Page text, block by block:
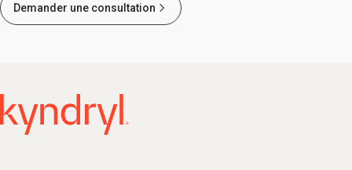
Demander une consultation